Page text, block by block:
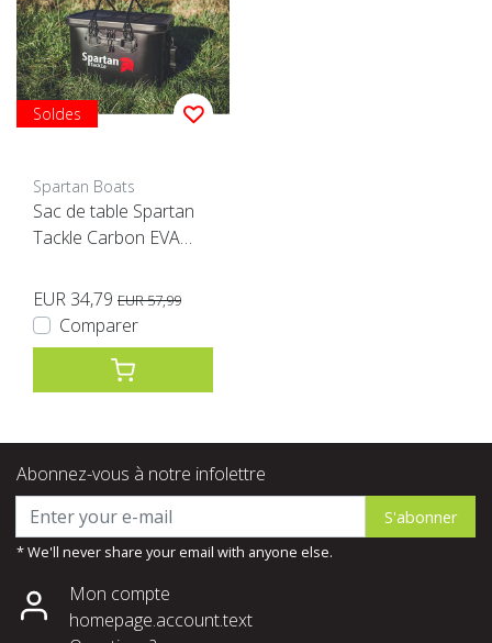
Soldes
Spartan Boats
Sac de table Spartan
Tackle Carbon EVA
EUR 34,79 EUR 57,99
Comparer
Abonnez-vous à notre infolettre
S'abonner
* We'll never share your email with anyone else.
Mon compte
homepage.account.text